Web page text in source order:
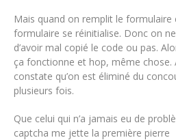
Mais quand on remplit le formulaire
formulaire se réinitialise. Donc on
d’avoir mal copié le code ou pas.
ça fonctionne et hop, même chose.
constate qu’on est éliminé du
plusieurs fois.
Que celui qui n’a jamais eu de
captcha me jette la première pierre